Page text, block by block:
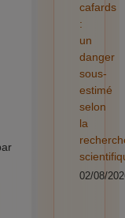
cafards
:
un
danger
sous-
estimé
selon
la
02/08/